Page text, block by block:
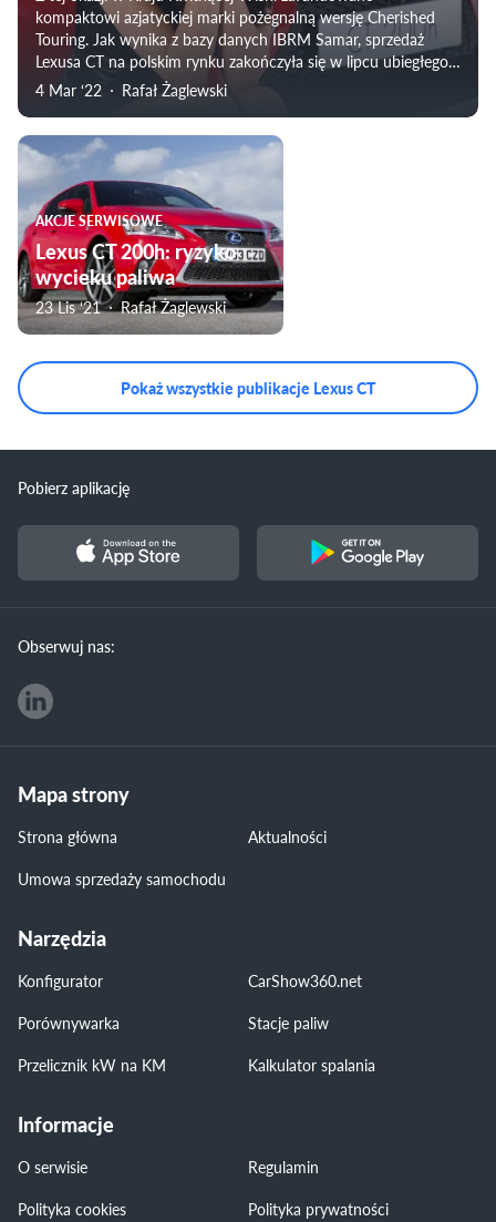
kompaktowi azjatyckiej marki pożegnalną wersję Cherished
Touring. Jak wynika z bazy danych IBRM Samar, sprzedaż
Lexusa CT na polskim rynku zakończyła się w lipcu ubiegłego
roku.
4 Mar ‘22 Rafał Żaglewski
AKCJE SERWISOWE
Lexus CT 200h: ryzyko
wycieku paliwa
23 Lis ‘21 Rafał Żaglewski
Pokaż wszystkie publikacje Lexus CT
Pobierz aplikację
Obserwuj nas:
Mapa strony
Strona główna
Aktualności
Umowa sprzedaży samochodu
Narzędzia
Konfigurator
CarShow360.net
Porównywarka
Stacje paliw
Przelicznik kW na KM
Kalkulator spalania
Informacje
O serwisie
Regulamin
Polityka cookies
Polityka prywatności